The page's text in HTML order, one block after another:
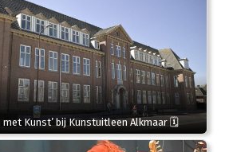
Kunst’ bij Kunstuitleen Alkmaar 🗓